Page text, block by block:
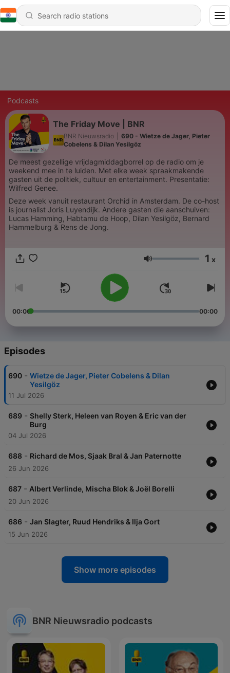
Podcasts
The Friday Move | BNR
BNR Nieuwsradio
690 - Wietze de Jager, Pieter
Cobelens & Dilan Yesilgöz
De meest gezellige vrijdagmiddagborrel op de radio om je
weekend mee in te luiden. Met elke week spraakmakende
gasten uit de politiek, cultuur en entertainment. Presentatie:
Wilfred Genee.
Deze week vanuit restaurant Orchid in Amsterdam. De co-host
is journalist Joris Luyendijk. Andere gasten die aanschuiven:
Lucas Hamming, Habtamu de Hoop, Dilan Yesilgöz, Bernard
Hammelburg & Rens de Jong.
Volume 1 x
00:00 00:00
Episodes
690 - Wietze de Jager, Pieter Cobelens & Dilan
Yesilgöz
11 Jul 2026
689 - Shelly Sterk, Heleen van Royen & Eric van der
Burg
04 Jul 2026
688 - Richard de Mos, Sjaak Bral & Jan Paternotte
26 Jun 2026
687 - Albert Verlinde, Mischa Blok & Joël Borelli
20 Jun 2026
686 - Jan Slagter, Ruud Hendriks & Ilja Gort
15 Jun 2026
Show more episodes
BNR Nieuwsradio podcasts